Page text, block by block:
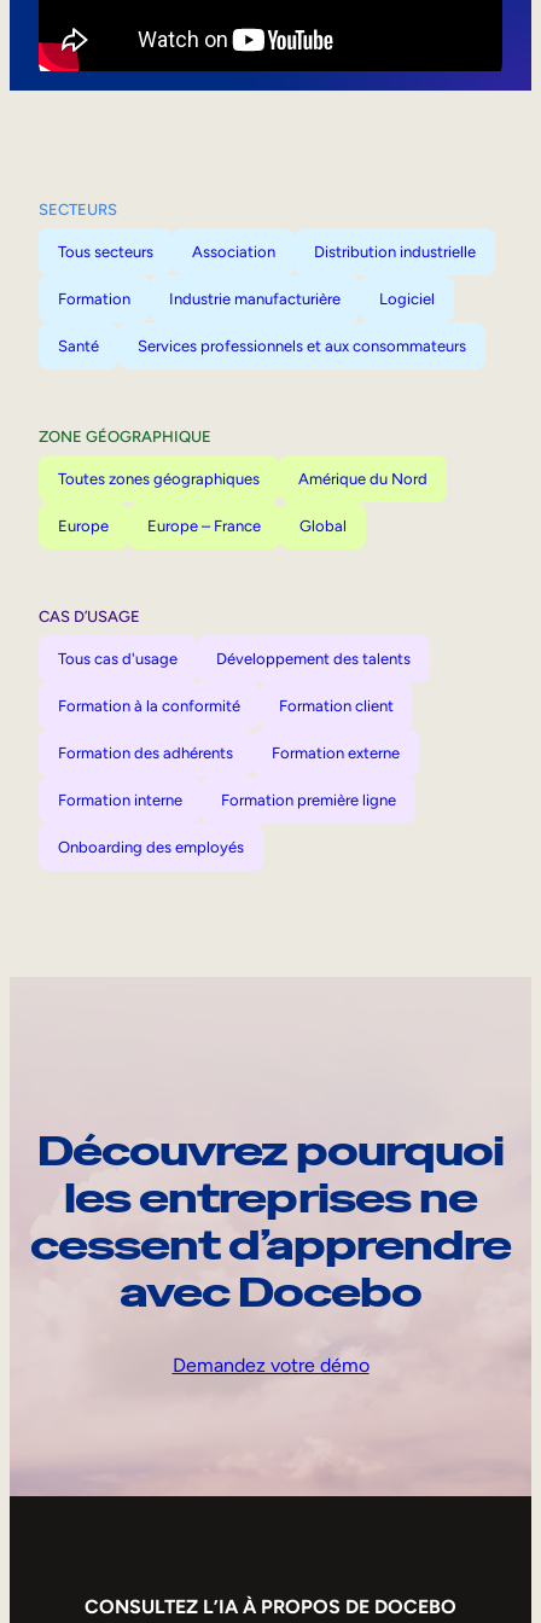
SECTEURS
Tous secteurs Association Distribution industrielle
Formation Industrie manufacturière Logiciel
Santé Services professionnels et aux consommateurs
ZONE GÉOGRAPHIQUE
Toutes zones géographiques Amérique du Nord
Europe Europe – France Global
CAS D’USAGE
Tous cas d'usage Développement des talents
Formation à la conformité Formation client
Formation des adhérents Formation externe
Formation interne Formation première ligne
Onboarding des employés
Découvrez pourquoi
les entreprises ne
cessent d’apprendre
avec Docebo
Demandez votre démo
CONSULTEZ L’IA À PROPOS DE DOCEBO